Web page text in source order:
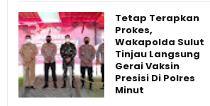
Tetap Terapkan
Prokes,
Wakapolda Sulut
Tinjau Langsung
Gerai Vaksin
Presisi Di Polres
Minut